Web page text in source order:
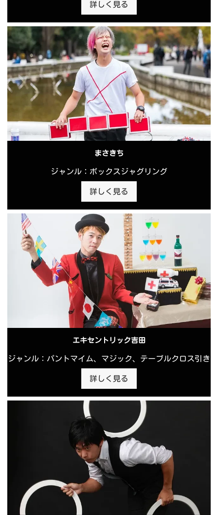
詳しく見る
まさきち
ジャンル：ボックスジャグリング
詳しく見る
エキセントリック吉田
ジャンル：パントマイム、マジック、テーブルクロス引き
詳しく見る